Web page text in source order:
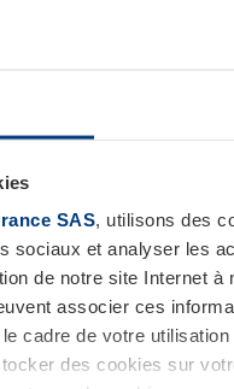
SAS, utilisons des
sociaux et analyser les
de notre site Internet
associer ces
cadre de votre
des cookies sur